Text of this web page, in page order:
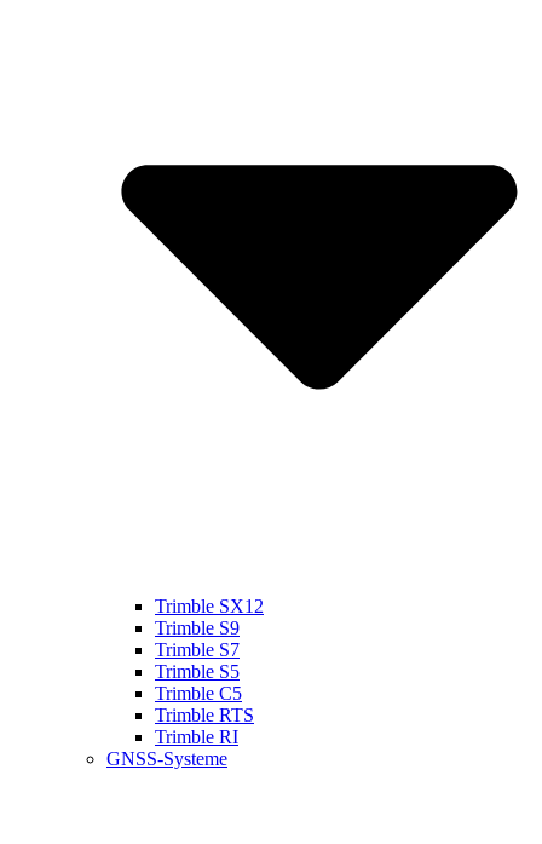
Trimble SX12
Trimble S9
Trimble S7
Trimble S5
Trimble C5
Trimble RTS
Trimble RI
GNSS-Systeme